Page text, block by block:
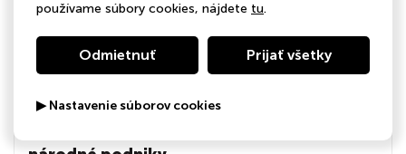
02:01:42
27.01.2016
Ekonomická demokracia 20 - 2016-01-27
používame súbory cookies, nájdete tu.
Odmietnuť Prijať všetky
▶ Nastavenie súborov cookies